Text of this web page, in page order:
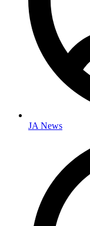
JA News